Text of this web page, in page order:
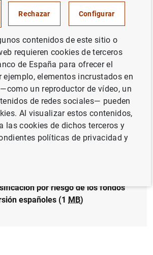
DE CAMBIO
FINANCIEROS
FINANCIEROS LEGISLACIÓN
por riesgo de los fondos
españoles (1 MB)
Rechazar Configurar
contenidos de este sitio o
requieren cookies de terceros
de España para ofrecer el
ejemplo, elementos incrustados en
un reproductor de vídeo, un
de redes sociales— pueden
Al visualizar estos contenidos,
las cookies de dichos terceros y
políticas de privacidad y